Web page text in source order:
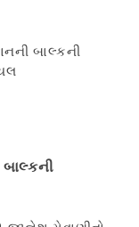
બાલ્કની